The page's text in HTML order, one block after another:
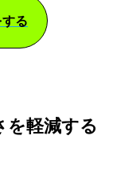
る
を軽減する